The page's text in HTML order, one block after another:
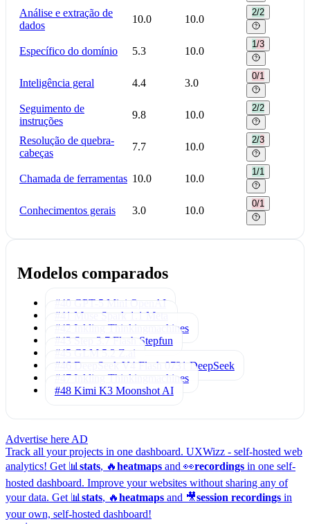
Análise e extração de
dados
10.0 10.0
2/2
Específico do domínio 5.3 10.0
1/3
Inteligência geral 4.4 3.0
0/1
Seguimento de
instruções
9.8 10.0
2/2
Resolução de quebra-
cabeças
7.7 10.0
2/3
Chamada de ferramentas 10.0 10.0
1/1
Conhecimentos gerais 3.0 10.0
0/1
Modelos comparados
#40 GPT-5 Mini OpenAI
#41 Muse Spark 1.1 Meta
#42 Inkling Thinkingmachines
#43 Step 3.7 Flash Stepfun
#45 GLM 5.2 Z.ai
#46 DeepSeek V4 Flash 0731 DeepSeek
#47 Inkling Thinkingmachines
#48 Kimi K3 Moonshot AI
Advertise here AD
Track all your projects in one dashboard. UXWizz - self-hosted web
analytics! Get 📊 stats, 🔥heatmaps and 👀recordings in one self-
hosted dashboard. Improve your websites without sharing any of
your data. Get 📊 stats, 🔥heatmaps and 🎥session recordings in
your own, self-hosted dashboard!